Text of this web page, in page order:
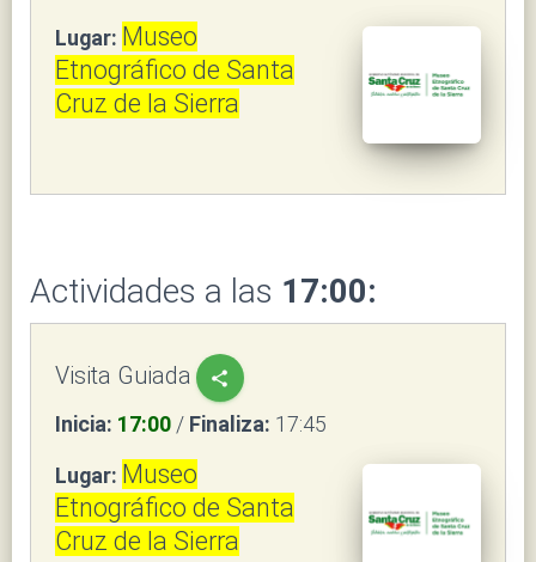
Lugar: Museo
Etnográfico de Santa
Cruz de la Sierra
Actividades a las 17:00:
Visita Guiada share
Inicia: 17:00 / Finaliza: 17:45
Lugar: Museo
Etnográfico de Santa
Cruz de la Sierra